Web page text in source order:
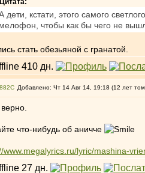
Цитата:
дети, кстати, этого самого
мелофон, чтобы как бы чего не
стать обезьяной с гранатой.
Добавлено: Чт 14 Авг 14, 19:18 (12 лет
что-нибудь об аничче
www.megalyrics.ru/lyric/mashina-